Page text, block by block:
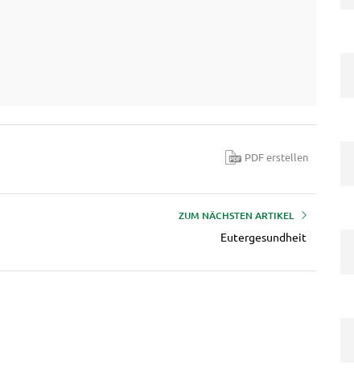
PDF erstellen
ZUM NÄCHSTEN ARTIKEL
Eutergesundheit